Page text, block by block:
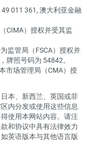
011 361, 澳大利亚金融
CIMA）授权并受其监
监管局（FSCA）授权并
牌照号码为 54842。
市场管理局（CMA）授
本、新西兰、英国或菲
内分发或使用这些信息
使用本网站内容。请注
和协议中具有法律效力
英语版本与其他语言版